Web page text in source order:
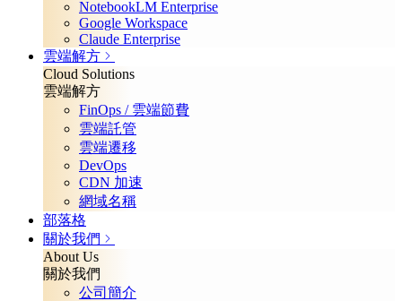
NotebookLM Enterprise
Google Workspace
Claude Enterprise
雲端解方
Cloud Solutions
雲端解方
FinOps / 雲端節費
雲端託管
雲端遷移
DevOps
CDN 加速
網域名稱
部落格
關於我們
About Us
關於我們
公司簡介